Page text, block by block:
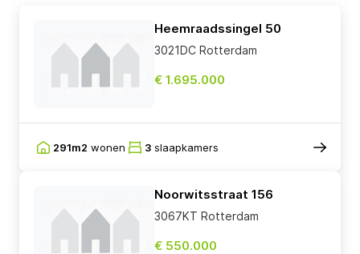
Heemraadssingel 50
3021DC Rotterdam
€ 1.695.000
291m2 wonen 3 slaapkamers
Noorwitsstraat 156
3067KT Rotterdam
€ 550.000